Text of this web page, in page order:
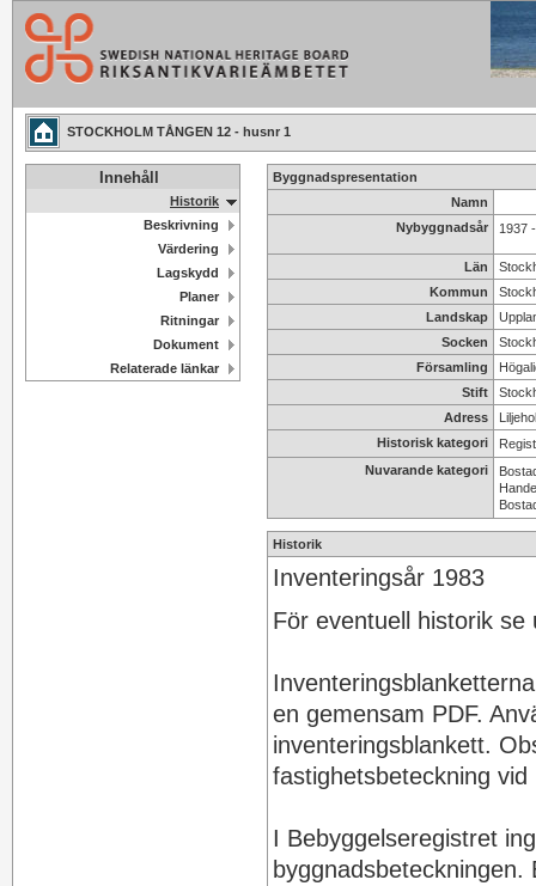
STOCKHOLM TÅNGEN 12 - husnr 1
Innehåll
Historik
Beskrivning
Värdering
Lagskydd
Planer
Ritningar
Dokument
Relaterade länkar
Byggnadspresentation
Namn
Nybyggnadsår
1937
Län
Kommun
Landskap
Socken
Församling
Stift
Adress
Historisk kategori
Nuvarande kategori
Historik
Inventeringsår 1983
För eventuell historik se
en gemensam PDF.
inventeringsblankett.
fastighetsbeteckning
I Bebyggelseregistret